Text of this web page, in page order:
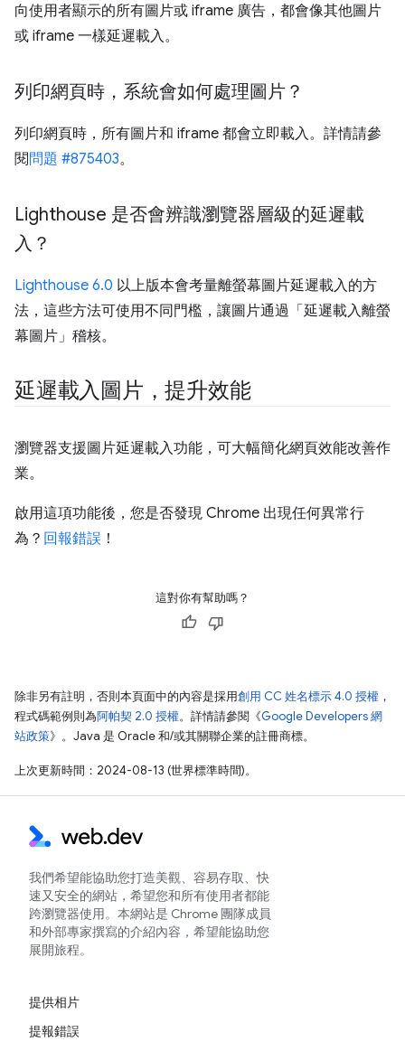
向使用者顯示的所有圖片或 iframe 廣告，都會像其他圖片
或 iframe 一樣延遲載入。
列印網頁時，系統會如何處理圖片？
列印網頁時，所有圖片和 iframe 都會立即載入。詳情請參
閱問題 #875403。
Lighthouse 是否會辨識瀏覽器層級的延遲載
入？
Lighthouse 6.0 以上版本會考量離螢幕圖片延遲載入的方
法，這些方法可使用不同門檻，讓圖片通過「延遲載入離螢
幕圖片」 稽核。
延遲載入圖片，提升效能
瀏覽器支援圖片延遲載入功能，可大幅簡化網頁效能改善作
業。
啟用這項功能後，您是否發現 Chrome 出現任何異常行
為？ 回報錯誤 ！
這對你有幫助嗎？
除非另有註明，否則本頁面中的內容是採用創用 CC 姓名標示 4.0 授權 ，
程式碼範例則為阿帕契 2.0 授權。詳情請參閱《Google Developers 網
站政策》。Java 是 Oracle 和/或其關聯企業的註冊商標。
上次更新時間：2024-08-13 (世界標準時間)。
我們希望能協助您打造美觀、容易存取、快
速又安全的網站，希望您和所有使用者都能
跨瀏覽器使用。本網站是 Chrome 團隊成員
和外部專家撰寫的介紹內容，希望能協助您
展開旅程。
提供相片
提報錯誤